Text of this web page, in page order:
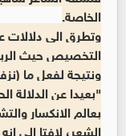
الخاصة.
وتطرق الى دلالات
التخصيص حيث
ونتيجة لفعل ما
"بعيدا عن الدلالة
بعالم الانكسار
الشعر، لافتا الى